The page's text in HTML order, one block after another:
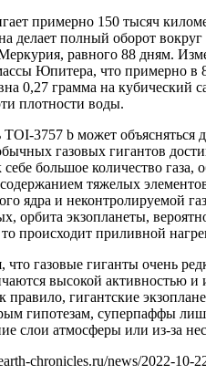
примерно 150 тысяч
делает полный оборот вокруг
равного 88 дням.
Юпитера, что примерно в
0,27 грамма на кубический
плотности воды.
TOI-3757 b может
газовых гигантов
большое количество
тяжелых
ядра и неконтролируемой
орбита экзопланеты,
то происходит приливной
что газовые гиганты очень
высокой
гигантские
гипотезам, суперпаффы
слои атмосферы или из-за
chronicles.ru/news/2022-10-